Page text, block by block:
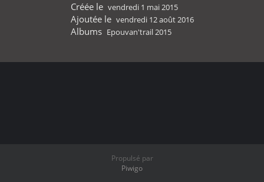
Créée le vendredi 1 mai 2015
Ajoutée le vendredi 12 août 2016
Albums Epouvan'trail 2015
Propulsé par
Piwigo